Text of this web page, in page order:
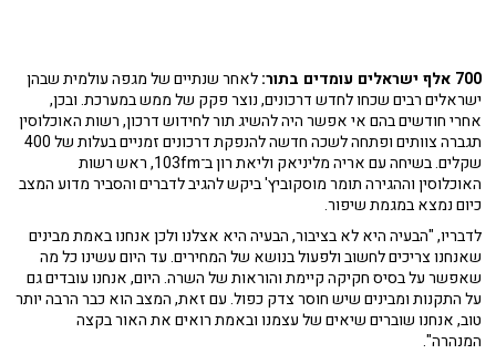
700 אלף ישראלים עומדים בתור:
לאחר שנתיים של מגפה עולמית שבהן
ישראלים רבים שכחו לחדש דרכונים, נוצר פקק של ממש במערכת. ובכן,
אחרי חודשים בהם אי אפשר היה להשיג תור לחידוש דרכון, רשות האוכלוסין
תגברה צוותים ופתחה לשכה חדשה להנפקת דרכונים זמניים בעלות של 400
שקלים. בשיחה עם אריה מליניאק וליאת רון ב־103fm, ראש רשות
האוכלוסין וההגירה תומר מוסקוביץ' ביקש להגיב לדברים והסביר מדוע המצב
כיום נמצא במגמת שיפור.
לדבריו, "הבעיה היא לא בציבור, הבעיה היא אצלנו ולכן אנחנו באמת מבינים
שאנחנו צריכים לחשוב ולפעול בנושא של המחירים. עד היום עשינו כל מה
שאפשר על בסיס חקיקה קיימת והוראות של השרה. היום, אנחנו עובדים גם
על התקנות ומבינים שיש חוסר צדק כפול. עם זאת, המצב הוא כבר הרבה יותר
טוב, אנחנו שוברים שיאים של עצמנו ובאמת רואים את האור בקצה
המנהרה".